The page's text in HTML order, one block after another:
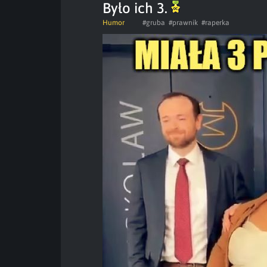
Było ich 3.
Humor #gruba #prawnik #raperka